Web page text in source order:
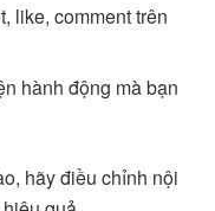
like, comment trên
hành động mà bạn
hãy điều chỉnh nội